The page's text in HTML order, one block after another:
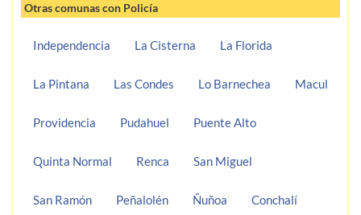
Otras comunas con Policía
Independencia La Cisterna La Florida
La Pintana Las Condes Lo Barnechea Macul
Providencia Pudahuel Puente Alto
Quinta Normal Renca San Miguel
San Ramón Peñalolén Ñuñoa Conchalí